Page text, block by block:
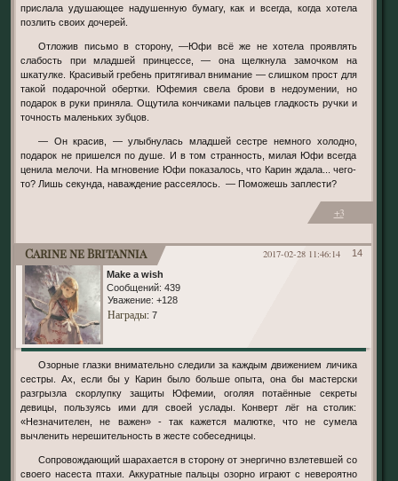
прислала удушающее надушенную бумагу, как и всегда, когда хотела
позлить своих дочерей.
Отложив письмо в сторону, —Юфи всё же не хотела проявлять
слабость при младшей принцессе, — она щелкнула замочком на
шкатулке. Красивый гребень притягивал внимание — слишком прост для
такой подарочной обертки. Юфемия свела брови в недоумении, но
подарок в руки приняла. Ощутила кончиками пальцев гладкость ручки и
точность маленьких зубцов.
— Он красив, — улыбнулась младшей сестре немного холодно,
подарок не пришелся по душе. И в том странность, милая Юфи всегда
ценила мелочи. На мгновение Юфи показалось, что Карин ждала... чего-
то? Лишь секунда, наваждение рассеялось. — Поможешь заплести?
+3
14
2017-02-28 11:46:14
Carine ne Britannia
Make a wish
Сообщений: 439
Уважение: +128
Награды: 7
Озорные глазки внимательно следили за каждым движением личика
сестры. Ах, если бы у Карин было больше опыта, она бы мастерски
разгрызла скорлупку защиты Юфемии, оголяя потаённые секреты
девицы, пользуясь ими для своей услады. Конверт лёг на столик:
«Незначителен, не важен» - так кажется малютке, что не сумела
вычленить нерешительность в жесте собеседницы.
Сопровождающий шарахается в сторону от энергично взлетевшей со
своего насеста птахи. Аккуратные пальцы озорно играют с невероятно